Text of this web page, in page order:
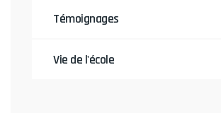
Témoignages
Vie de l'école